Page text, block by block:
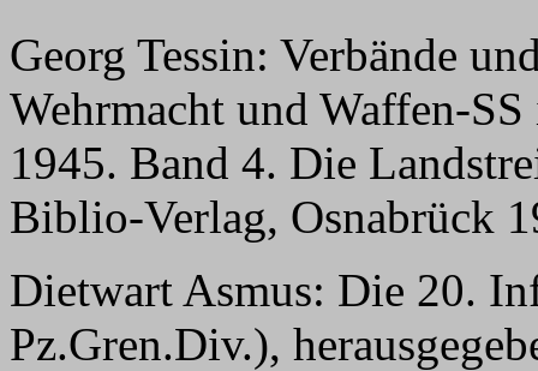
Georg Tessin: Verbände
Wehrmacht und Waffen-
1945. Band 4. Die
Biblio-Verlag, Osnabrück
Dietwart Asmus: Die 20.
Pz.Gren.Div.),